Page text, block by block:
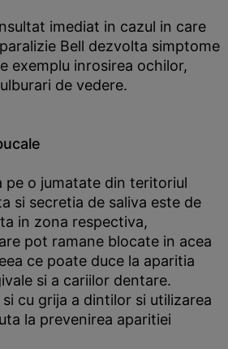
imediat in cazul in care
Bell dezvolta simptome
exemplu inrosirea ochilor,
de vedere.
pe o jumatate din teritoriul
si secretia de saliva este de
in zona respectiva,
pot ramane blocate in acea
ce poate duce la aparitia
si a cariilor dentare.
cu grija a dintilor si utilizarea
la prevenirea aparitiei